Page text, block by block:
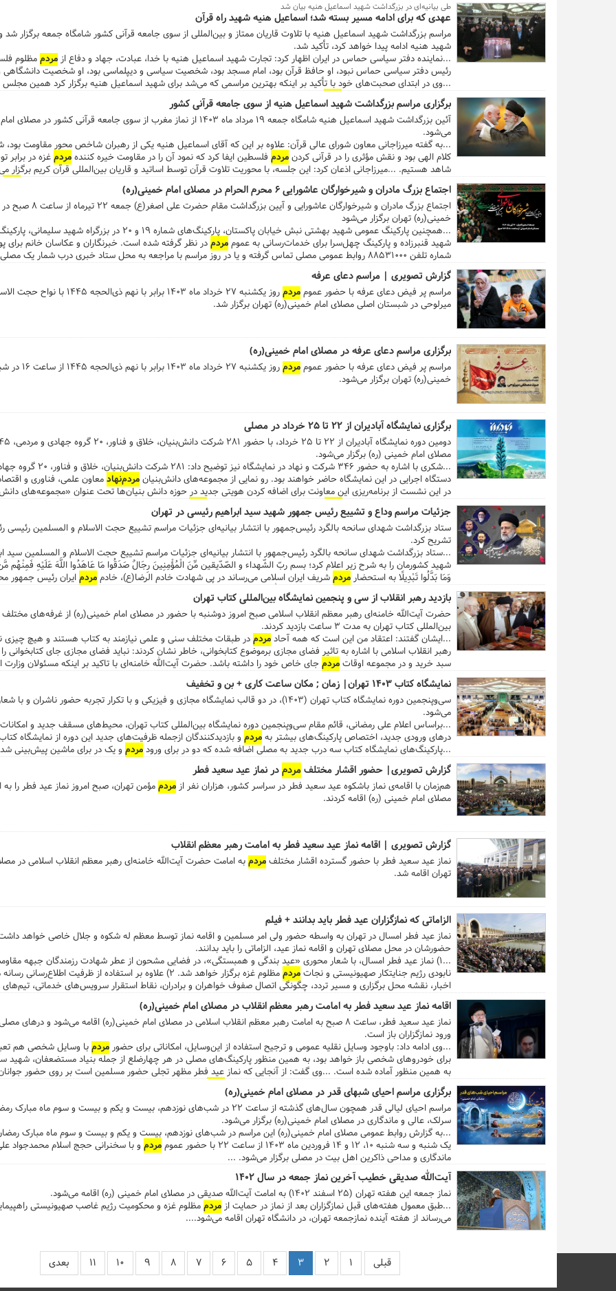
طی بیانیه‌ای در بزرگداشت شهید اسماعیل هنیه بیان شد
عهدی که برای ادامه مسیر بسته شد؛ اسماعیل هنیه شهید راه قرآن
مراسم بزرگداشت شهید اسماعیل هنیه با تلاوت قاریان ممتاز و بین‌المللی از سوی جامعه قرآنی کشور شامگاه جمعه برگزار شد
شهید هنیه ادامه پیدا خواهد کرد، تأکید شد.
...نماینده دفتر سیاسی حماس در ایران اظهار کرد: تجارت شهید اسماعیل هنیه با خدا، عبادت، جهاد و دفاع ازمردممظلوم
رئیس دفتر سیاسی حماس نبود، او حافظ قرآن بود، امام مسجد بود، شخصیت سیاسی و دیپلماسی بود، او شخصیت دانشگاهی
...وی در ابتدای صحبت‌های خود با تأکید بر اینکه بهترین مراسمی که می‌شد برای شهید اسماعیل هنیه برگزار کرد همین
هنیه، خط ملت فلسطین، خط
مردم و شهدای فلسطین که تعداد آنها در جنایت اخیر به بیش از ۴۰ هزار نفر رسیده است، همان خط قرآن است. ...
برگزاری مراسم بزرگداشت شهید اسماعیل هنیه از سوی جامعه قرآنی کشور
آئین بزرگداشت شهید اسماعیل هنیه شامگاه جمعه ۱۹ مرداد ماه ۱۴۰۳ از نماز مغرب از سوی جامعه
می‌شود.
...به گفته میرزاجانی معاون شورای عالی قرآن: علاوه بر این که آقای اسماعیل هنیه یکی از رهبران شاخص محور مقاومت
کلام الهی بود و نقش مؤثری را در قرآنی کردنمردم فلسطین ایفا کرد که نمود آن را در مقاومت خیره کنندهمردمغزه در
شاهد هستیم. ...میرزاجانی اذعان کرد: این جلسه، با محوریت تلاوت قرآن توسط اساتید و قاریان بین‌المللی قرآن کریم برگزار
سخنرانی برخی شخصیت‌های محور مقاومت و سایر برنامه‌های قرآنی بهره‌مند خواهیم بود. وی ابراز امیدواری کرد که عموم
گسترده خود در این محفل قرآنی، رسم میهمان نوازی را در قبال میهمان عزیزِ شهید خود به جا آورند. ...
اجتماع بزرگ مادران و شیرخوارگان عاشورایی ۶ محرم الحرام در مصلای امام خمینی(ره)
اجتماع بزرگ مادران و شیرخوارگان
خمینی(ره) تهران برگزار می‌شود
شهید قنبرزاده و پارکینگ چهل‌سرا برای خدمات‌رسانی به عموممردمدر نظر گرفته شده است. خبرنگاران و عکاسان خانم برای
شماره تلفن ۸۸۵۳۱۰۰۰ روابط عمومی مصلی تماس گرفته و یا در روز مراسم با مراجعه به محل ستاد خبری درب شمار
نمایند. ...
گزارش تصویری | مراسم دعای عرفه
مراسم پر فیض دعای عرفه با حضور عموممردم
روز یکشنبه ۲۷ خرداد ماه ۱۴۰۳
میرلوحی در شبستان اصلی مصلای امام خمینی(ره) تهران برگزار شد.
برگزاری مراسم دعای عرفه در مصلای امام خمینی(ره)
مراسم پر فیض دعای عرفه با حضور عموممردم
روز یکشنبه ۲۷
خمینی(ره) تهران برگزار می‌شود.
برگزاری نمایشگاه آبادیران از ۲۲ تا ۲۵ خرداد در مصلی
مصلای امام خمینی (ره) برگزار می‌شود.
دستگاه اجرایی در این نمایشگاه حاضر خواهند بود. رو نمایی از مجموعه‌های دانش‌بنیانمردم‌نهادمعاون علمی، فناوری و
در این نشست از برنامه‌ریزی این معاونت برای اضافه کردن هویتی جدید در حوزه دانش‌ بنیان‌ها تحت عنوان «مجموعه‌های
گفت: بازیگران اصلی این حوزه
مردم هستند. ...به گفته وی با حضور
اقتصاد دانش‌بنیان شکل خواهد گرفت، چراکه در
خاص یا شکاف طبقاتی مواجه خواهیم شد. ...
جزئیات مراسم وداع و تشییع رئیس جمهور شهید سید ابراهیم رئیسی در تهران
ستاد بزرگداشت شهدای سانحه بالگرد رئیس‌جمهور با انتشار بیانیه‌ای جزئیات مراسم تشییع حجت الاسلام و المسلمین
تشریح کرد.
...ستاد بزرگداشت شهدای سانحه بالگرد رئیس‌جمهور با انتشار بیانیه‌ای جزئیات مراسم تشییع حجت الاسلام و المسلمین سید
شهید کشورمان را به شرح زیر اعلام کرد؛ بسم ربّ الشّهداء و الصّدّیقین مِّنَ الْمُؤْمِنِینَ رِجَالٌ صَدَقُوا مَا عَاهَدُوا اللَّهَ عَلَیْهِ
وَمَا بَدَّلُوا تَبْدِیلًا به استحضارمردمشریف ایران اسلامی می‌رساند در پی شهادت خادم الرضا(ع)، خادممردمایران رئیس جمهور
اسلامی ایران، سید الشهداء خدمت حضرت آیت الله رئیسی و همراهان گران‌قدر ایشان در سانحه هوایی روز یکشنبه،
امام زمان(عج) و نایب عظیم‌الشأن ایشان حضرت آیت الله خامنه‌ای، برنامه برگزاری مراسم بزرگداشت و تشییع پیکر این شهدای
آحاد ملت شهیدپرور ایران اسلامی برگزار خواهد شد: مراسم وداعمردم
با
مراسم اقامه نماز بر پیکر شهدا و تشییع با حضور عموم
گرامیداشت شهدا با حضور هیأت‌های عالی رتبه خارجی، چهارشنبه ساعت ۱۶:۰۰ نکات حائز اهمیت که به جهت تسهیل حضور
جمهور شهید در هیات دولت تصمیم گیری شد به شرح ذیل است: ️ روز چهارشنبه ۲ خرداد
معاون حمل و نقل و ترافیک شهرداری تهران ضمن تسلیت حادثه ناگوار شهادت رئیس جمهور و هیات همراه از تمهیدات این
وداع مردم با شهدای گرانقدر خدمت خبر داد و گفت: به دنبال شهادت سید ابراهیم رئیسی، رئیس جمهور و همراهان ایشان و
بزرگداشت ایشان در مصلای تهران ساعت خدمت رسانی ناوگان حمل ونقل عمومی پایتخت تا ساعت ۲۴ تمدید شد. ...
بازدید رهبر انقلاب از سی و پنجمین نمایشگاه بین‌المللی کتاب تهران
حضرت آیت‌الله خامنه‌ای رهبر معظم انقلاب اسلامی صبح امروز دوشنبه با حضور در مصلای امام خمینی(ره) از غرفه‌های
بین‌المللی کتاب تهران به مدت ۳ ساعت بازدید کردند.
...ایشان گفتند: اعتقاد من این است که همه آحادمردمدر طبقات مختلف سنی و علمی نیازمند به کتاب هستند و هیچ چیزی
رهبر انقلاب اسلامی با اشاره به تاثیر فضای مجازی برموضوع کتابخوانی، خاطر نشان کردند: نباید فضای مجازی جای کتابخوانی
سبد خرید و در مجموعه اوقاتمردمجای خاص خود را داشته باشد. حضرت آیت‌الله خامنه‌ای با تاکید بر اینکه مسئولان وزارت
اسلامی باید به کسانی که در کار نشر و تولید کتاب فعال هستند کمک کنند، افزودند: البته در این بخش کمک‌هایی می‌شود و این
مهم دیگر این است که فعالان فضای مجازی، ترویج کتاب و کتابخوانی را از جمله وظایف خود بدانند. ...
نمایشگاه کتاب ۱۴۰۳ تهران| زمان ; مکان ساعت کاری + بن و تخفیف
سی‌وپنجمین دوره نمایشگاه کتاب تهران (1403)، در دو قالب نمایشگاه مجازی و فیزیکی و با تکرار تجربه حضور
می‌شود.
...براساس اعلام علی رمضانی، قائم مقام سی‌وپنجمین دوره نمایشگاه بین‌المللی کتاب تهران، محیط‌های مسقف جدید و
درهای ورودی جدید، اختصاص پارکینگ‌های بیشتر بهمردم و بازدیدکنندگان ازجمله ظرفیت‌های جدید این دوره از نمایشگاه
...پارکینگ‌های نمایشگاه کتاب سه درب جدید به مصلی اضافه شده که دو در برای ورودمردم
۱۱ و ۴ است‌؛ بنابراین از همه جهت‌های نمایشگاه ورود نفری و خودرویی وجود دارد. ...
گزارش تصویری| حضور اقشار مختلفمردمدر نماز عید سعید فطر
هم‌زمان با اقامه‌ی نماز باشکوه عید سعید فطر در سراسر کشور، هزاران نفر ازمردممؤمن تهران، صبح امروز نماز عید فطر را
مصلای امام خمینی (ره) اقامه کردند.
گزارش تصویری | اقامه نماز عید سعید فطر به امامت رهبر معظم انقلاب
نماز عید سعید فطر با حضور گسترده اقشار مختلفمردمبه امامت حضرت آیت‌الله خامنه‌ای رهبر معظم انقلاب اسلامی در
تهران اقامه شد.
الزاماتی که نمازگزاران عید فطر باید بدانند + فیلم
نماز عید فطر امسال در تهران به واسطه حضور ولی امر مسلمین و اقامه نماز توسط معظم له شکوه و جلال خاصی خواهد داشت،
حضورشان در محل مصلای تهران و اقامه نماز عید، الزاماتی را باید بدانند.
...۱) نماز عید فطر امسال، با شعار محوری «عید بندگی و همبستگی»، در فضایی مشحون از عطر شهادت رزمندگان جبهه
نابودی رژیم جنایتکار صهیونیستی و نجاتمردم
مظلوم غزه برگزار خواهد شد. ۲) علاوه بر استفاده از ظرفیت
اخبار، نقشه محل برگزاری و مسیر تردد، چگونگی اتصال صفوف خواهران و برادران، نقاط استقرار سرویس‌های خدماتی، تیم‌های
پارک خودروهای شخصی و جمعی، محدودیت‌های ترافیکی و برنامه‌های متنوع و جذاب جانبی، در قالب موشن‌گرافی، عکس و
زیر تقدیم شده است: • eitaa.com/namazjomeh_tehran • rubika.ir/shabake_emamat • namazjomeh.ir/fetr • Musalla.ir •
نماز، به دلیل تراکم جمعیت و ترافیک، با دشواری زیادی همراه بوده و حتی غیر ممکن می‌باشد. ...
اقامه نماز عید سعید فطر به امامت رهبر معظم انقلاب در مصلای امام خمینی(ره)
نماز عید سعید فطر، ساعت ۸ صبح به امامت رهبر معظم انقلاب اسلامی در مصلای امام خمینی(ره) اقامه می‌شود و
ورود نمازگزاران باز است.
...وی ادامه داد: باوجود وسایل نقلیه عمومی و ترجیح استفاده از این‌وسایل، امکاناتی برای حضورمردمبا وسایل شخصی هم
برای خودروهای شخصی باز خواهد بود، به همین‌ منظور پارکینگ‌های مصلی در هر چهارضلع از جمله بنیاد مستضعفان، شهید
به همین منظور آماده شده است. ...وی گفت: از آنجایی که نماز عید فطر مظهر تجلی حضور مسلمین است بر روی حضور جوانان
اصلی برای روزه اولی‌ها خواهیم داشت. مهر و سجاده و زیراندازه
به همراه خود بیاورند و از آوردن وسایل اضافه مثل
درنماز رقم بخورد. ...
برگزاری مراسم احیای شبهای قدر در مصلای امام خمینی(ره)
مراسم احیای لیالی قدر همچون سال‌های گذشته از ساعت ۲۲ در شب‌های نوزدهم، بیست و یکم و بیست و
سرلک، عالی و ماندگاری در مصلای امام خمینی(ره) برگزار می‌شود.
...به گزارش روابط عمومی مصلای امام خمینی(ره) این مراسم در شب‌های نوزدهم، بیست و یکم و بیست و سوم ماه مبارک
یک شنبه و سه شنبه ۱۰، ۱۲ و ۱۴ فروردین ماه ۱۴۰۳ از ساعت ۲۲ با حضور عموم
مردم و با سخنرانی حجج اسلام محمدجواد
ماندگاری و مداحی ذاکرین اهل بیت در مصلی برگزار می‌شود. ...
آیت‌الله صدیقی خطیب آخرین نماز جمعه در سال ۱۴۰۲
نماز جمعه این هفته تهران (۲۵ اسفند ۱۴۰۲) به امامت آیت‌الله صدیقی در مصلای امام خمینی (ره) اقامه می‌شود.
...طبق معمول هفته‌های قبل نمازگزاران بعد از نماز در حمایت ازمردممظلوم غزه و محکومیت رژیم غاصب صهیونیستی
می‌رساند از هفته آینده نمازجمعه تهران، در دانشگاه تهران اقامه می‌شود....
قبلی ۱ ۲ ۳ ۴ ۵ ۶ ۷ ۸ ۹ ۱۰ ۱۱ بعدی